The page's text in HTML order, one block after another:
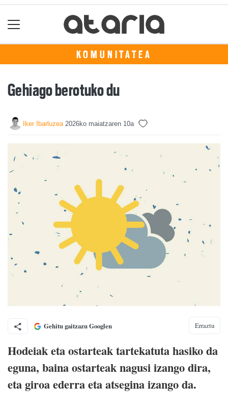
KOMUNITATEA
Gehiago berotuko du
Iker Ibarluzea 2026ko maiatzaren 10a
Gehitu gaitzazu Googlen Erraztu
Hodeiak eta ostarteak tartekatuta hasiko da
eguna, baina ostarteak nagusi izango dira,
eta giroa ederra eta atsegina izango da.